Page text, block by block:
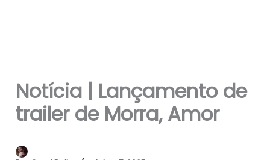
Notícia | Lançamento de
trailer de Morra, Amor